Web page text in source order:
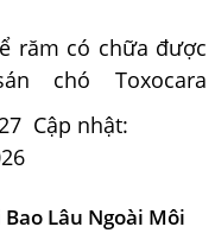
răm có chữa được
chó Toxocara
Tiến sĩ Bác sĩ
Lan giải đáp
dẫn điều trị
Cập nhật:
Lâu Ngoài Môi